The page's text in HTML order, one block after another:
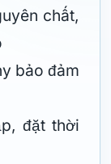
chất,
bảo đảm
đặt thời